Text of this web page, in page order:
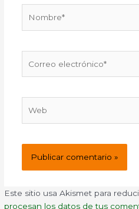
electrónico*
Este sitio usa Akismet para
procesan los datos de tus